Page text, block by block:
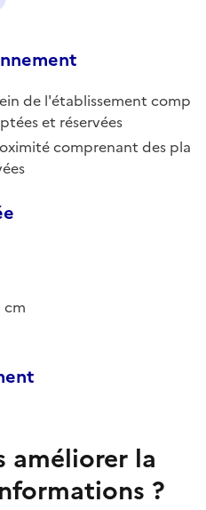
de l'établissement comp
et réservées
comprenant des pla
cm
améliorer la
?